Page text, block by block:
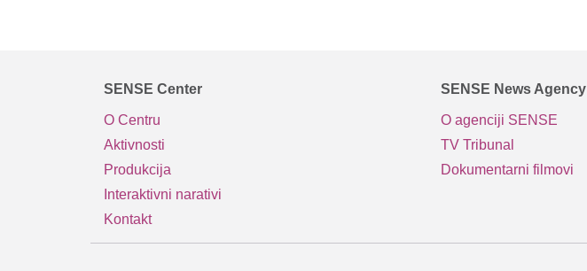
SENSE Center
O Centru
Aktivnosti
Produkcija
Interaktivni narativi
Kontakt
SENSE News Agency
O agenciji SENSE
TV Tribunal
Dokumentarni filmovi